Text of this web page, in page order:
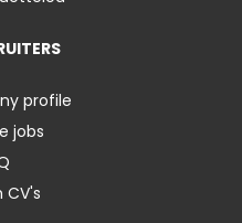
profile
jobs
CV's